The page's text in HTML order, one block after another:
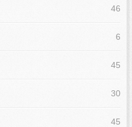
46
6
45
30
45